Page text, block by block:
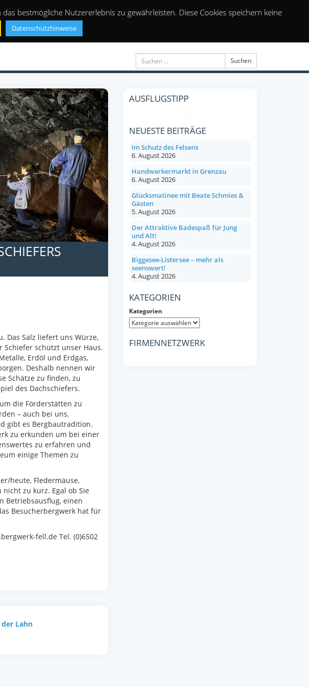
Suchen
Das Salz liefert uns Würze,
schützt unser Haus.
Erdöl und Erdgas,
Deshalb nennen wir
Schätze zu finden, zu
des Dachschiefers.
die Förderstätten zu
– auch bei uns,
gibt es Bergbautradition.
zu erkunden um bei einer
zu erfahren und
einige Themen zu
heute, Fledermäuse,
zu kurz. Egal ob Sie
Betriebsausflug, einen
Besucherbergwerk hat für
fell.de Tel. (0)6502
Lahn
AUSFLUGSTIPP
NEUESTE BEITRÄGE
Im Schutz des Felsens
6. August 2026
Handwerkermarkt in Grenzau
6. August 2026
Glücksmatinee mit Beate Schmies &
Gästen
5. August 2026
Der Attraktive Badespaß für Jung
und Alt!
4. August 2026
Biggesee-Listersee – mehr als
seenswert!
4. August 2026
KATEGORIEN
Kategorien
FIRMENNETZWERK
bestmögliche Nutzererlebnis zu gewährleisten. Diese Cookies speichern keine
Datenschutzhinweise